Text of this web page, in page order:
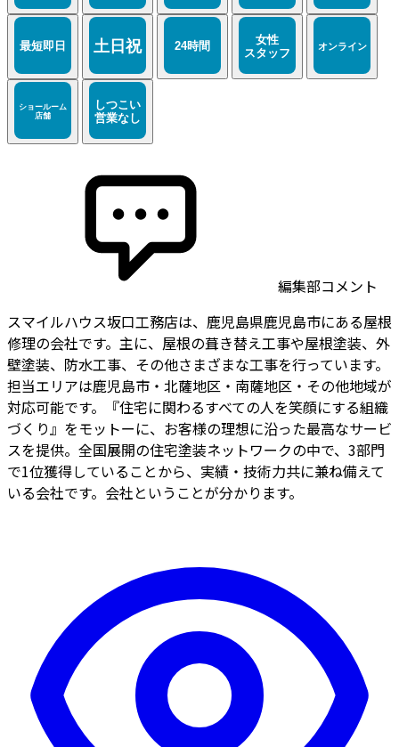
編集部コメント
スマイルハウス坂口工務店は、鹿児島県鹿児島市にある屋根
修理の会社です。主に、屋根の葺き替え工事や屋根塗装、外
壁塗装、防水工事、その他さまざまな工事を行っています。
担当エリアは鹿児島市・北薩地区・南薩地区・その他地域が
対応可能です。『住宅に関わるすべての人を笑顔にする組織
づくり』をモットーに、お客様の理想に沿った最高なサービ
スを提供。全国展開の住宅塗装ネットワークの中で、3部門
で1位獲得していることから、実績・技術力共に兼ね備えて
いる会社です。会社ということが分かります。